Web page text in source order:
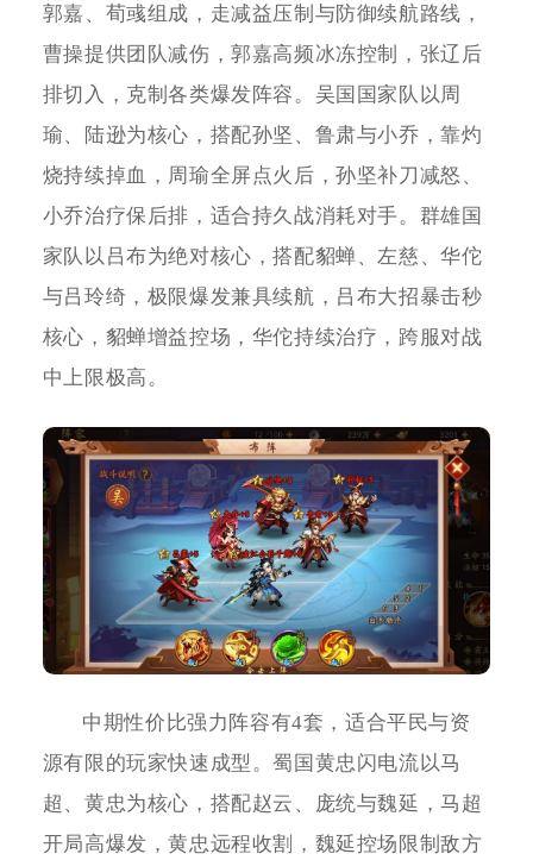
郭嘉、荀彧组成，走减益压制与防御续航路线，
曹操提供团队减伤，郭嘉高频冰冻控制，张辽后
排切入，克制各类爆发阵容。吴国国家队以周
瑜、陆逊为核心，搭配孙坚、鲁肃与小乔，靠灼
烧持续掉血，周瑜全屏点火后，孙坚补刀减怒、
小乔治疗保后排，适合持久战消耗对手。群雄国
家队以吕布为绝对核心，搭配貂蝉、左慈、华佗
与吕玲绮，极限爆发兼具续航，吕布大招暴击秒
核心，貂蝉增益控场，华佗持续治疗，跨服对战
中上限极高。
中期性价比强力阵容有4套，适合平民与资
源有限的玩家快速成型。蜀国黄忠闪电流以马
超、黄忠为核心，搭配赵云、庞统与魏延，马超
开局高爆发，黄忠远程收割，魏延控场限制敌方